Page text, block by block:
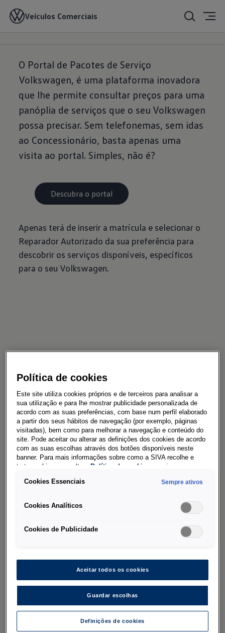
Veículos Comerciais
Pacotes de Serviço
O Portal de Pacotes de Serviço
Volkswagen, é uma plataforma inovadora
que lhe permite consultar preços para uma
panóplia de serviços que o seu Volkswagen
possa precisar. Sem telefonemas, sem idas
ao Concessionário, basta apenas uma
visita ao portal. Simples, não é?
Descubra o portal
Apenas terá de inserir a matrícula e selecionar o
Reparador Autorizado da sua preferência para
descobrir os serviços disponíveis, específicos
para o seu Volkswagen.
Serviços de manutenção
Serviços adicionais com manutenção
Chassis e Travagem
Sistema elétrico e escovas
Transmissão
Climatização
Motor
Descubra todas as potencialidades do Portal de
Pacotes de Serviço e fique atento às campanhas
disponíveis – vai poder usufruir de preços mais
competitivos, sempre com a garantia de
qualidade Volkswagen Service.
Política de cookies
Este site utiliza cookies próprios e de terceiros para analisar a
sua utilização e para lhe mostrar publicidade personalizada de
acordo com as suas preferências, com base num perfil elaborado
a partir dos seus hábitos de navegação (por exemplo, páginas
visitadas), bem como para melhorar a navegação e conteúdo do
site. Pode aceitar ou alterar as definições dos cookies de acordo
com as suas escolhas através dos botões disponíveis neste
banner. Para mais informações sobre como a SIVA recolhe e
trata cookies, consulte aPolítica de cookies em vigor.
Cookies Essenciais Sempre ativos
Cookies Analíticos
Cookies de Publicidade
Aceitar todos os cookies
Guardar escolhas
Definições de cookies